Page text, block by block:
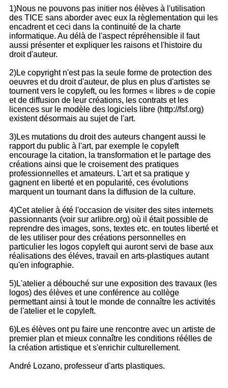
1)Nous ne pouvons pas initier nos élèves à l'utilisation
des TICE sans aborder avec eux la règlementation qui les
encadrent et ceci dans la continuité de la charte
informatique. Au délà de l'aspect répréhensible il faut
aussi présenter et expliquer les raisons et l'histoire du
droit d'auteur.
2)Le copyright n'est pas la seule forme de protection des
oeuvres et du droit d'auteur, de plus en plus d'artistes se
tournent vers le copyleft, ou les formes « libres » de copie
et de diffusion de leur créations, les contrats et les
licences sur le modèle des logiciels libre (http://fsf.org)
existent désormais au sujet de l'art.
3)Les mutations du droit des auteurs changent aussi le
rapport du public à l'art, par exemple le copyleft
encourage la citation, la transformation et le partage des
créations ainsi que le croisement des pratiques
professionnelles et amateurs. L'art et sa pratique y
gagnent en liberté et en popularité, ces évolutions
marquent un tournant dans la diffusion de la culture.
4)Cet atelier à été l'occasion de visiter des sites internets
passionnants (voir sur arlibre.org) où il était possible de
reprendre des images, sons, textes etc. en toutes liberté et
de les utiliser pour des créations personnelles en
particulier les logos copyleft qui auront servi de base aux
réalisations des éléves, travail en arts-plastiques autant
qu'en infographie.
5)L'atelier a débouché sur une exposition des travaux (les
logos) des élèves et une conférence au collège
permettant ainsi à tout le monde de connaître les activités
de l'atelier et le copyleft.
6)Les élèves ont pu faire une rencontre avec un artiste de
premier plan et mieux connaître les conditions réélles de
la création artistique et s'enrichir culturellement.
André Lozano, professeur d'arts plastiques.